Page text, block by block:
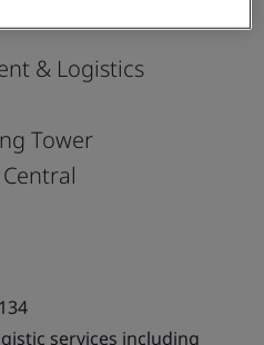
& Logistics
Tower
services including